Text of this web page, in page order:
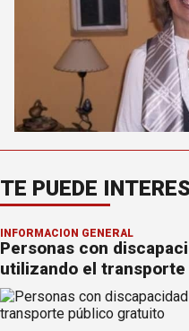
TE PUEDE
INFORMACION GENERAL
Personas con
utilizando el